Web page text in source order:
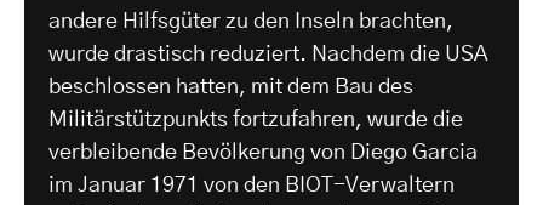
andere Hilfsgüter zu den Inseln brachten,
wurde drastisch reduziert. Nachdem die USA
beschlossen hatten, mit dem Bau des
Militärstützpunkts fortzufahren, wurde die
verbleibende Bevölkerung von Diego Garcia
im Januar 1971 von den BIOT-Verwaltern